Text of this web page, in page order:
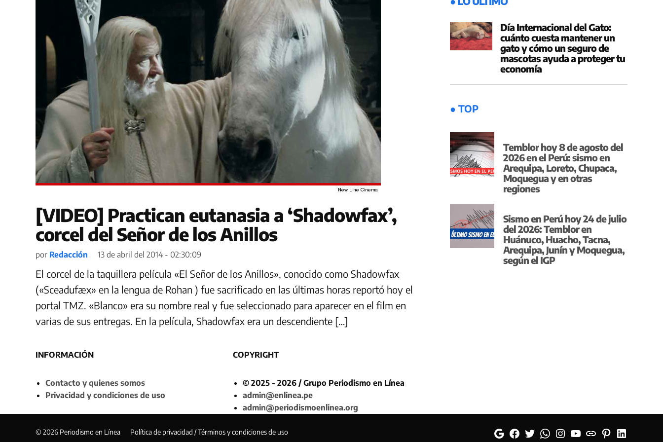
[VIDEO] Practican eutanasia a ‘Shadowfax’,
corcel del Señor de los Anillos
por Redacción 13 de abril del 2014 - 02:30:09
El corcel de la taquillera película «El Señor de los Anillos», conocido como Shadowfax
(«Sceadufæx» en la lengua de Rohan ) fue sacrificado en las últimas horas reportó hoy el
portal TMZ. «Blanco» era su nombre real y fue seleccionado para aparecer en el film en
varias de sus entregas. En la película, Shadowfax era un descendiente […]
Día Internacional del Gato:
cuánto cuesta mantener un
gato y cómo un seguro de
mascotas ayuda a proteger tu
economía
● TOP
Temblor hoy 8 de agosto del
2026 en el Perú: sismo en
Arequipa, Loreto, Chupaca,
Moquegua y en otras
regiones
Sismo en Perú hoy 24 de julio
del 2026: Temblor en
Huánuco, Huacho, Tacna,
Arequipa, Junín y Moquegua,
según el IGP
INFORMACIÓN
Contacto y quienes somos
Privacidad y condiciones de uso
COPYRIGHT
© 2025 - 2026 / Grupo Periodismo en Línea
admin@enlinea.pe
admin@periodismoenlinea.org
© 2026 Periodismo en Línea Política de privacidad / Términos y condiciones de uso GoogleFacebookTwitterWhatsappInstagramYouTube
Web PinterestLinkedin